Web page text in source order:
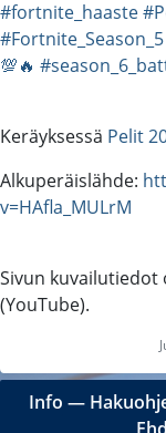
#fortnite_haaste
#Fortnite_Season_5
💯🔥
Keräyksessä Pelit
Alkuperäislähde:
v=HAfla_MULrM
Sivun kuvailutiedot
(YouTube).
Info ―